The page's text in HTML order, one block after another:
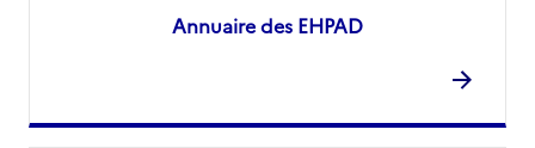
Annuaire des EHPAD